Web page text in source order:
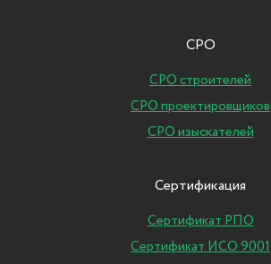
СРО
СРО строителей
СРО проектировщиков
СРО изыскателей
Сертификация
Сертификат РПО
Сертификат ИСО 9001